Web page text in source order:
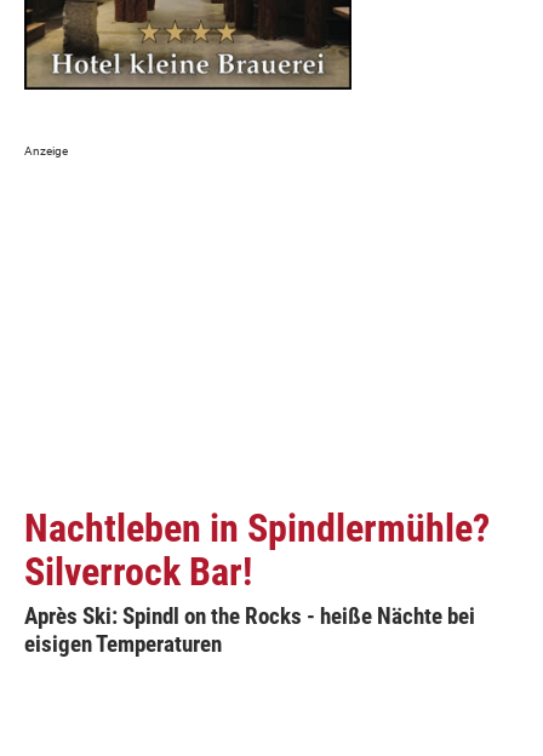
Nachtleben in Spindlermühle?
Silverrock Bar!
Après Ski: Spindl on the Rocks - heiße Nächte bei
eisigen Temperaturen